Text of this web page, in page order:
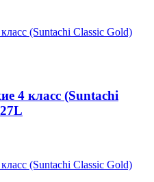
4 класс (Suntachi